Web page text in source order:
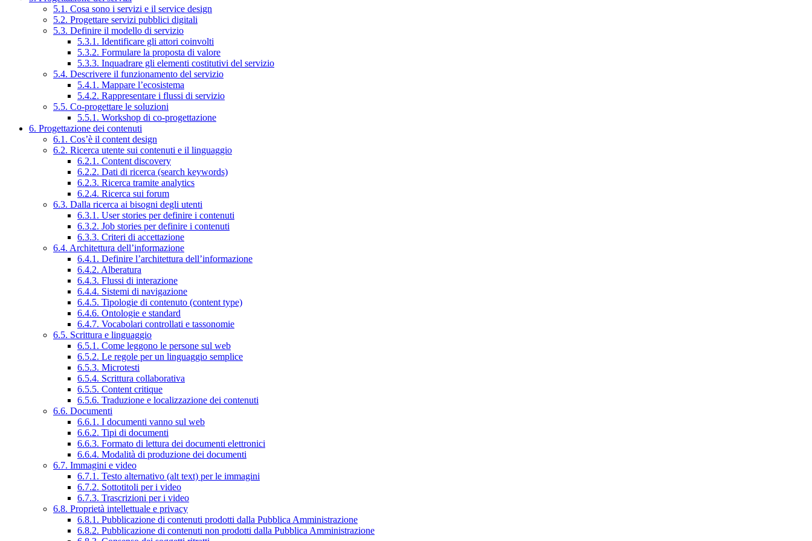
5.1. Cosa sono i servizi e il service design
5.2. Progettare servizi pubblici digitali
5.3. Definire il modello di servizio
5.3.1. Identificare gli attori coinvolti
5.3.2. Formulare la proposta di valore
5.3.3. Inquadrare gli elementi costitutivi del servizio
5.4. Descrivere il funzionamento del servizio
5.4.1. Mappare l’ecosistema
5.4.2. Rappresentare i flussi di servizio
5.5. Co-progettare le soluzioni
5.5.1. Workshop di co-progettazione
6. Progettazione dei contenuti
6.1. Cos’è il content design
6.2. Ricerca utente sui contenuti e il linguaggio
6.2.1. Content discovery
6.2.2. Dati di ricerca (search keywords)
6.2.3. Ricerca tramite analytics
6.2.4. Ricerca sui forum
6.3. Dalla ricerca ai bisogni degli utenti
6.3.1. User stories per definire i contenuti
6.3.2. Job stories per definire i contenuti
6.3.3. Criteri di accettazione
6.4. Architettura dell’informazione
6.4.1. Definire l’architettura dell’informazione
6.4.2. Alberatura
6.4.3. Flussi di interazione
6.4.4. Sistemi di navigazione
6.4.5. Tipologie di contenuto (content type)
6.4.6. Ontologie e standard
6.4.7. Vocabolari controllati e tassonomie
6.5. Scrittura e linguaggio
6.5.1. Come leggono le persone sul web
6.5.2. Le regole per un linguaggio semplice
6.5.3. Microtesti
6.5.4. Scrittura collaborativa
6.5.5. Content critique
6.5.6. Traduzione e localizzazione dei contenuti
6.6. Documenti
6.6.1. I documenti vanno sul web
6.6.2. Tipi di documenti
6.6.3. Formato di lettura dei documenti elettronici
6.6.4. Modalità di produzione dei documenti
6.7. Immagini e video
6.7.1. Testo alternativo (alt text) per le immagini
6.7.2. Sottotitoli per i video
6.7.3. Trascrizioni per i video
6.8. Proprietà intellettuale e privacy
6.8.1. Pubblicazione di contenuti prodotti dalla Pubblica Amministrazione
6.8.2. Pubblicazione di contenuti non prodotti dalla Pubblica Amministrazione